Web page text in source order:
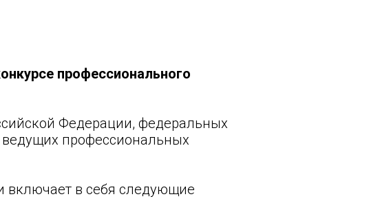
профессионального
Федерации, федеральных
ведущих профессиональных
включает в себя следующие